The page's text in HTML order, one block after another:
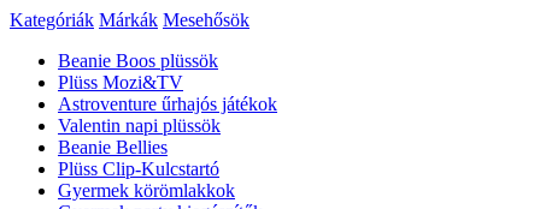
Kategóriák Márkák Mesehősök
Beanie Boos plüssök
Plüss Mozi&TV
Astroventure űrhajós játékok
Valentin napi plüssök
Beanie Bellies
Plüss Clip-Kulcstartó
Gyermek körömlakkok